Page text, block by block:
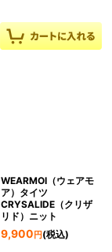
WEARMOI（ウェアモ
ア）タイツ
CRYSALIDE（クリザ
リド）ニット
9,900 円(税込)